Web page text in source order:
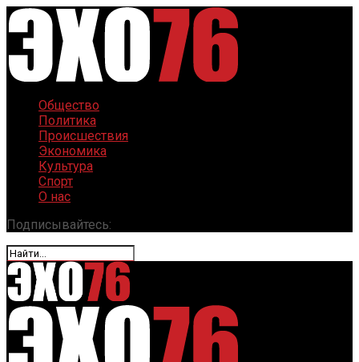
Общество
Политика
Происшествия
Экономика
Культура
Спорт
О нас
Подписывайтесь: